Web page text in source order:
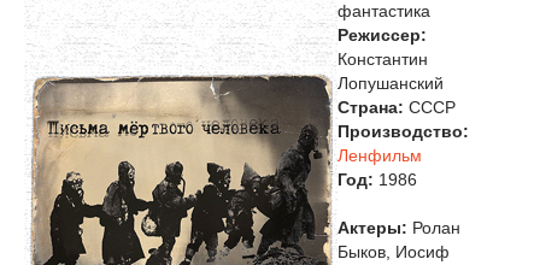
фантастика
Режиссер:
Константин
Лопушанский
Страна: СССР
Производство:
Ленфильм
Год: 1986
Актеры: Ролан
Быков, Иосиф